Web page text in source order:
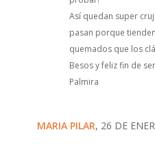
Así quedan super
pasan porque
quemados que los
Besos y feliz fin de
Palmira
MARIA PILAR, 26 DE